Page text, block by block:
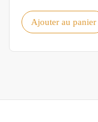
Ajouter au panier